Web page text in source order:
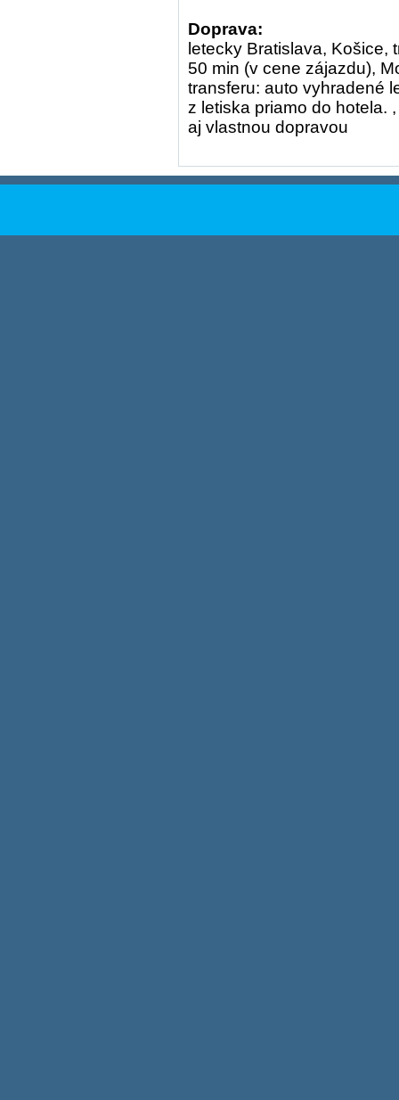
Doprava:
letecky Bratislava, Košice,
50 min (v cene zájazdu),
transferu: auto vyhradené
z letiska priamo do hotela.
aj vlastnou dopravou